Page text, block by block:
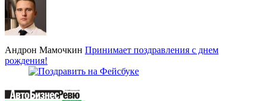
Андрон Мамочкин Принимает поздравления с днем
рождения!